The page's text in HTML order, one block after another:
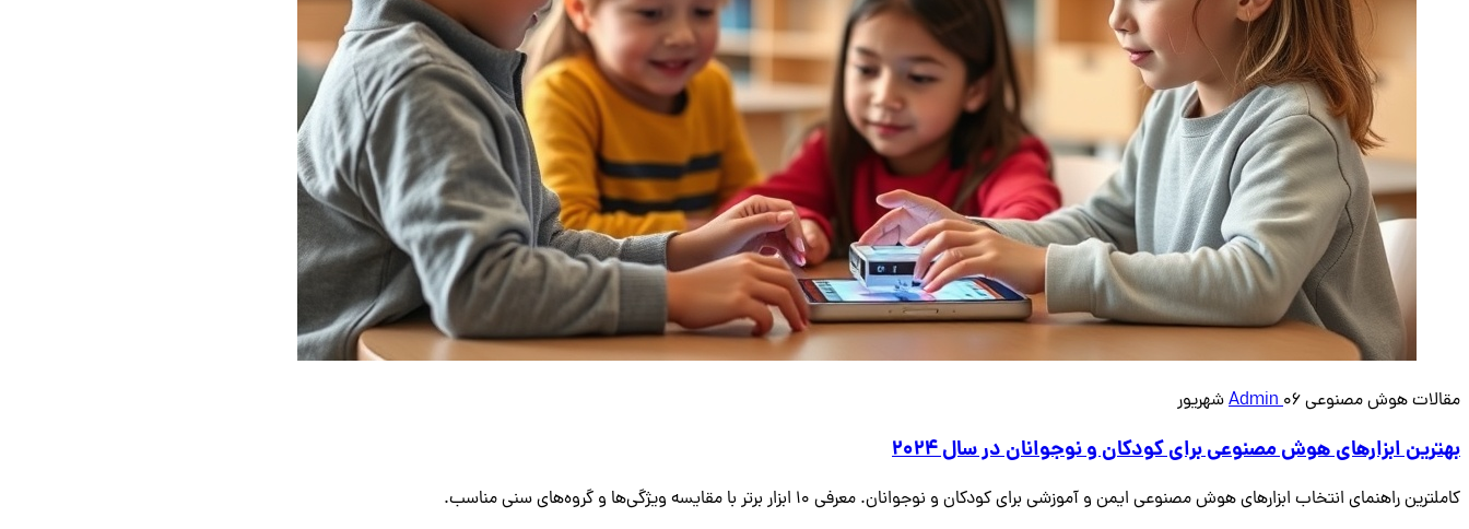
مقالات هوش مصنوعی Admin06 شهریور
بهترین ابزارهای هوش مصنوعی برای کودکان و نوجوانان در سال 2024
کاملترین راهنمای انتخاب ابزارهای هوش مصنوعی ایمن و آموزشی برای کودکان و نوجوانان. معرفی 10 ابزار برتر با مقایسه ویژگی‌ها و گروه‌های سنی مناسب.